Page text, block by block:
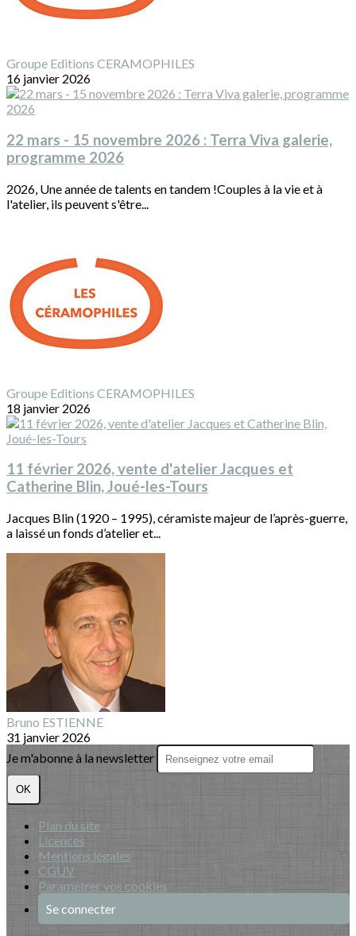
Groupe Editions CERAMOPHILES
16 janvier 2026
22 mars - 15 novembre 2026 : Terra Viva galerie,
programme 2026
2026, Une année de talents en tandem !Couples à la vie et à
l'atelier, ils peuvent s'être...
Groupe Editions CERAMOPHILES
18 janvier 2026
11 février 2026, vente d'atelier Jacques et
Catherine Blin, Joué-les-Tours
Jacques Blin (1920 – 1995), céramiste majeur de l’après-guerre,
a laissé un fonds d’atelier et...
Bruno ESTIENNE
31 janvier 2026
Je m'abonne à la newsletter
OK
Plan du site
Licences
Mentions légales
CGUV
Paramétrer vos cookies
Se connecter